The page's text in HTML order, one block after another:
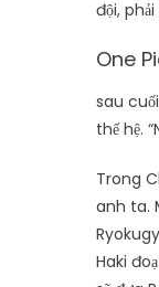
đội,
One
sau
thế hệ.
Trong
anh ta.
Haki